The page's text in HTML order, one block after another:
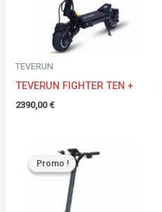
TEVERUN
TEVERUN FIGHTER TEN +
2390,00€
Promo !
Promo !prix
initial
était :
4290,00 €.
prix